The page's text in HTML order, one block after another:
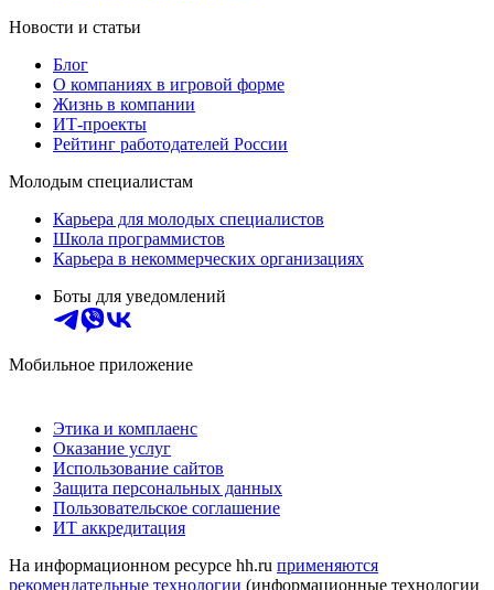
Новости и статьи
Блог
О компаниях в игровой форме
Жизнь в компании
ИТ-проекты
Рейтинг работодателей России
Молодым специалистам
Карьера для молодых специалистов
Школа программистов
Карьера в некоммерческих организациях
Боты для уведомлений
Мобильное приложение
Этика и комплаенс
Оказание услуг
Использование сайтов
Защита персональных данных
Пользовательское соглашение
ИТ аккредитация
На информационном ресурсе hh.ru применяются
рекомендательные технологии (информационные технологии